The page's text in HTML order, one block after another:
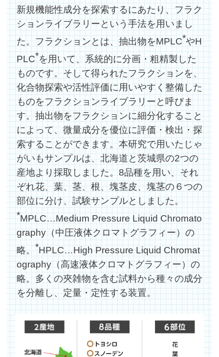
新規機能性成分を探索するにあたり、フラク
ションライブラリーという手法を用いまし
た。フラクションとは、抽出物をMPLC*やH
PLC*を用いて、系統的に分画・粗精製した
ものです。そして得られたフラクションを、
化合物探索や活性評価に用いやすく整備した
ものをフラクションライブラリーと呼びま
す。抽出物をフラクションに細分化すること
によって、微量成分を優位に評価・検出・探
索することができます。本研究で用いたじゃ
がいもサンプルは、北海道と茨城県の2つの
産地より採取しました。8品種を用い、それ
ぞれ花、葉、茎、根、塊茎皮、塊茎の６つの
部位に分け、試験サンプルとしました。
*MPLC…Medium Pressure Liquid Chromato
graphy（中圧液体クロマトグラフィー）の
略。*HPLC…High Pressure Liquid Chromat
ography（高速液体クロマトグラフィー）の
略。多くの夾雑物を含む試料から種々の成分
を分離し、定量・定性する装置。